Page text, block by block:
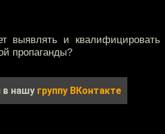
выявлять и квалифицировать
пропаганды?
в нашу группу ВКонтакте